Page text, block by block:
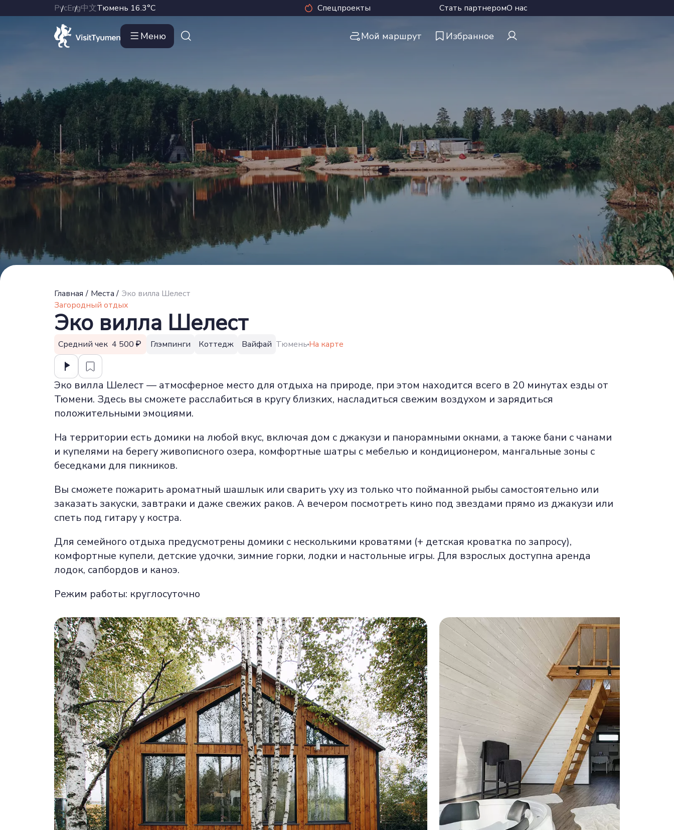
РусEng中文Тюмень 16.3°C Спецпроекты Стать партнеромО нас
Меню Мой маршрут Избранное
Главная / Места / Эко вилла Шелест
Загородный отдых
Эко вилла Шелест
Средний чек 4 500 Глэмпинги Коттедж Вайфай ТюменьНа карте
Эко вилла Шелест — атмосферное место для отдыха на природе, при этом находится всего в 20 минутах езды от
Тюмени. Здесь вы сможете расслабиться в кругу близких, насладиться свежим воздухом и зарядиться
положительными эмоциями.
На территории есть домики на любой вкус, включая дом с джакузи и панорамными окнами, а также бани с чанами
и купелями на берегу живописного озера, комфортные шатры с мебелью и кондиционером, мангальные зоны с
беседками для пикников.
Вы сможете пожарить ароматный шашлык или сварить уху из только что пойманной рыбы самостоятельно или
заказать закуски, завтраки и даже свежих раков. А вечером посмотреть кино под звездами прямо из джакузи или
спеть под гитару у костра.
Для семейного отдыха предусмотрены домики с несколькими кроватями (+ детская кроватка по запросу),
комфортные купели, детские удочки, зимние горки, лодки и настольные игры. Для взрослых доступна аренда
лодок, сапбордов и каноэ.
Режим работы: круглосуточно